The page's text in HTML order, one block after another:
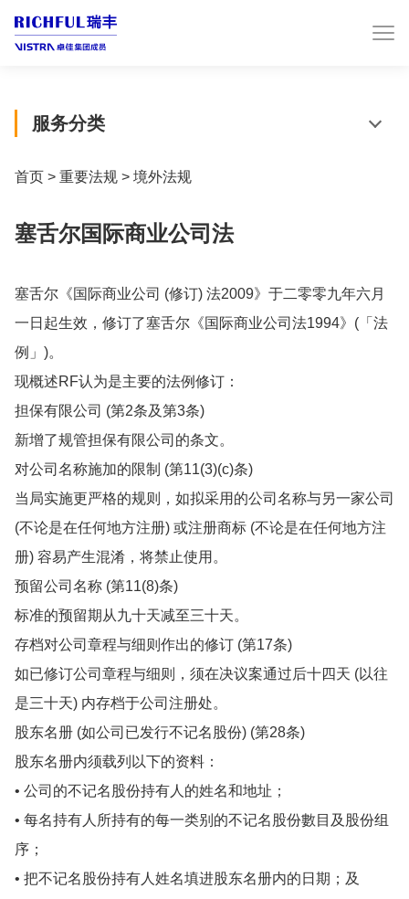
服务分类
首页 > 重要法规 > 境外法规
塞舌尔国际商业公司法
塞舌尔《国际商业公司 (修订) 法2009》于二零零九年六月
一日起生效，修订了塞舌尔《国际商业公司法1994》(「法
例」)。
现概述RF认为是主要的法例修订：
担保有限公司 (第2条及第3条)
新增了规管担保有限公司的条文。
对公司名称施加的限制 (第11(3)(c)条)
当局实施更严格的规则，如拟采用的公司名称与另一家公司
(不论是在任何地方注册) 或注册商标 (不论是在任何地方注
册) 容易产生混淆，将禁止使用。
预留公司名称 (第11(8)条)
标准的预留期从九十天减至三十天。
存档对公司章程与细则作出的修订 (第17条)
如已修订公司章程与细则，须在决议案通过后十四天 (以往
是三十天) 内存档于公司注册处。
股东名册 (如公司已发行不记名股份) (第28条)
股东名册内须载列以下的资料：
• 公司的不记名股份持有人的姓名和地址；
• 每名持有人所持有的每一类别的不记名股份數目及股份组
序；
• 把不记名股份持有人姓名填进股东名册内的日期；及